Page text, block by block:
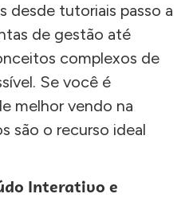
desde tutoriais passo a
de gestão até
complexos de
Se você é
melhor vendo na
são o recurso ideal
Interativo e